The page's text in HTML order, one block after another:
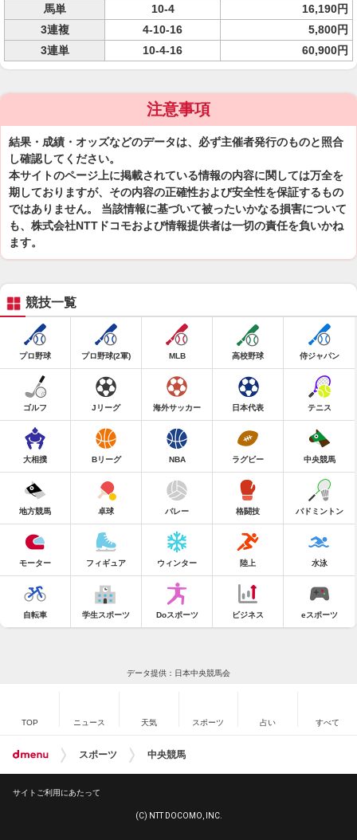
馬単
10-4
16,190円
3連複
4-10-16
5,800円
3連単
10-4-16 60,900円
注意事項
結果・成績・オッズなどのデータは、必ず主催者発行のものと照合
し確認してください。
本サイトのページ上に掲載されている情報の内容に関しては万全を
期しておりますが、その内容の正確性および安全性を保証するもの
ではありません。 当該情報に基づいて被ったいかなる損害について
も、株式会社NTTドコモおよび情報提供者は一切の責任を負いかね
ます。
競技一覧
プロ野球 プロ野球(2軍) MLB 高校野球 侍ジャパン
ゴルフ Jリーグ 海外サッカー 日本代表 テニス
大相撲 Bリーグ NBA ラグビー 中央競馬
地方競馬 卓球 バレー 格闘技 バドミントン
モーター フィギュア ウィンター 陸上 水泳
自転車 学生スポーツ Doスポーツ ビジネス eスポーツ
データ提供：日本中央競馬会
TOP ニュース 天気 スポーツ 占い すべて
スポーツ 中央競馬
サイトご利用にあたって
(C) NTT DOCOMO, INC.